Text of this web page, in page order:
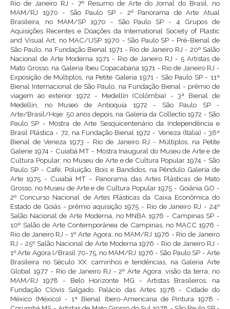
Rio de Janeiro RJ - 7º Resumo de Arte do Jornal do Brasil, no
MAM/RJ 1970 - São Paulo SP - 2º Panorama de Arte Atual
Brasileira, no MAM/SP 1970 - São Paulo SP - 4 Grupos de
Aquisições Recentes e Doações da International Society of Plastic
and Visual Art, no MAC/USP 1970 - São Paulo SP - Pré-Bienal de
São Paulo, na Fundação Bienal 1971 - Rio de Janeiro RJ - 20º Salão
Nacional de Arte Moderna 1971 - Rio de Janeiro RJ - 5 Artistas de
Mato Grosso, na Galeria Ibeu Copacabana 1971 - Rio de Janeiro RJ -
Exposição de Múltiplos, na Petite Galeria 1971 - São Paulo SP - 11ª
Bienal Internacional de São Paulo, na Fundação Bienal - prêmio de
viagem ao exterior 1972 - Medellín (Colômbia) - 3ª Bienal de
Medellín, no Museo de Antioquia 1972 - São Paulo SP -
Arte/Brasil/Hoje: 50 anos depois, na Galeria da Collectio 1972 - São
Paulo SP - Mostra de Arte Sesquicentenário da Independência e
Brasil Plástica - 72, na Fundação Bienal 1972 - Veneza (Itália) - 36ª
Bienal de Veneza 1973 - Rio de Janeiro RJ - Múltiplos, na Petite
Galerie 1974 - Cuiabá MT - Mostra Inaugural do Museu de Arte e de
Cultura Popular, no Museu de Arte e de Cultura Popular 1974 - São
Paulo SP - Café, Poluição, Bois e Bandidos, na Pêndulo Galeria de
Arte 1975 - Cuiabá MT - Panorama das Artes Plásticas de Mato
Grosso, no Museu de Arte e de Cultura Popular 1975 - Goiânia GO -
2º Concurso Nacional de Artes Plásticas da Caixa Econômica do
Estado de Goiás - prêmio aquisição 1975 - Rio de Janeiro RJ - 24º
Salão Nacional de Arte Moderna, no MNBA 1976 - Campinas SP -
10º Salão de Arte Contemporânea de Campinas, no MACC 1976 -
Rio de Janeiro RJ - 1º Arte Agora, no MAM/RJ 1976 - Rio de Janeiro
RJ - 25º Salão Nacional de Arte Moderna 1976 - Rio de Janeiro RJ -
1º Arte Agora I/Brasil 70-75, no MAM/RJ 1976 - São Paulo SP - Arte
Brasileira no Século XX: caminhos e tendências, na Galeria Arte
Global 1977 - Rio de Janeiro RJ - 2º Arte Agora: visão da terra, no
MAM/RJ 1978 - Belo Horizonte MG - Artistas Brasileiros, na
Fundação Clóvis Salgado. Palácio das Artes 1978 - Cidade do
México (México) - 1ª Bienal Ibero-Americana de Pintura 1978 -